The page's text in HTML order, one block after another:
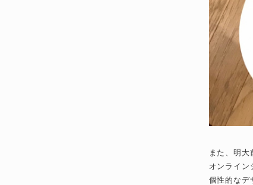
また、明大
オンライン
個性的なデ